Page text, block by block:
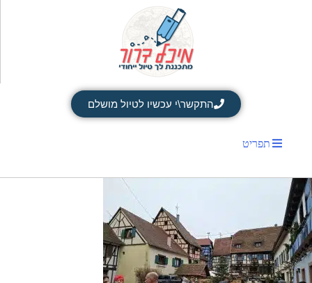
התקשר\י עכשיו לטיול מושלם
תפריט